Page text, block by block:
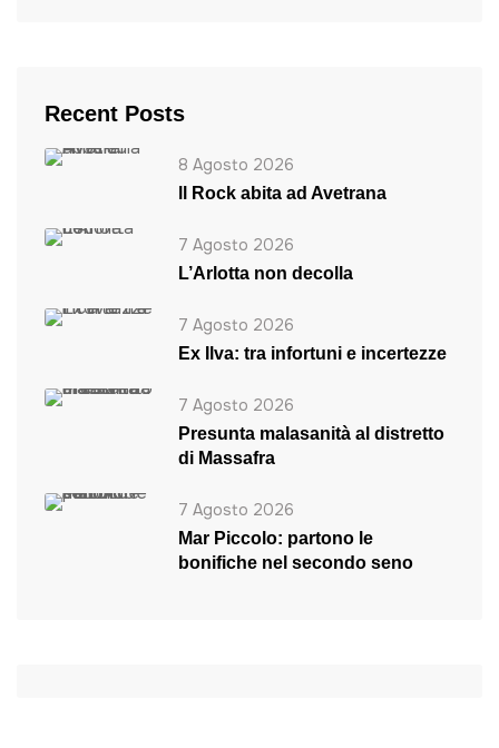
Recent Posts
8 Agosto 2026
ll Rock abita ad Avetrana
7 Agosto 2026
L’Arlotta non decolla
7 Agosto 2026
Ex Ilva: tra infortuni e incertezze
7 Agosto 2026
Presunta malasanità al distretto
di Massafra
7 Agosto 2026
Mar Piccolo: partono le
bonifiche nel secondo seno